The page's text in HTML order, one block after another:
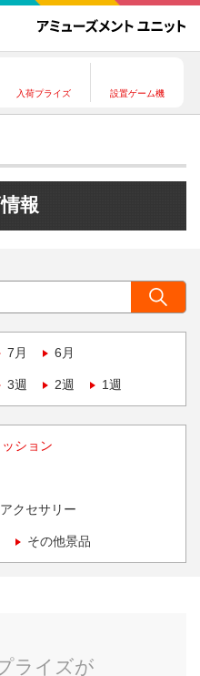
入荷プライズ 設置ゲーム機
報
7月 6月
3週 2週 1週
ション
クセサリー
その他景品